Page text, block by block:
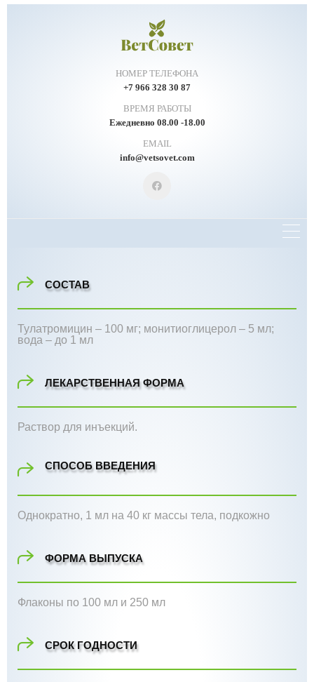
НОМЕР ТЕЛЕФОНА
+7 966 328 30 87
ВРЕМЯ РАБОТЫ
Ежедневно 08.00 -18.00
EMAIL
info@vetsovet.com
СОСТАВ
Тулатромицин – 100 мг; монитиоглицерол – 5 мл;
вода – до 1 мл
ЛЕКАРСТВЕННАЯ ФОРМА
Раствор для инъекций.
СПОСОБ ВВЕДЕНИЯ
Однократно, 1 мл на 40 кг массы тела, подкожно
ФОРМА ВЫПУСКА
Флаконы по 100 мл и 250 мл
СРОК ГОДНОСТИ